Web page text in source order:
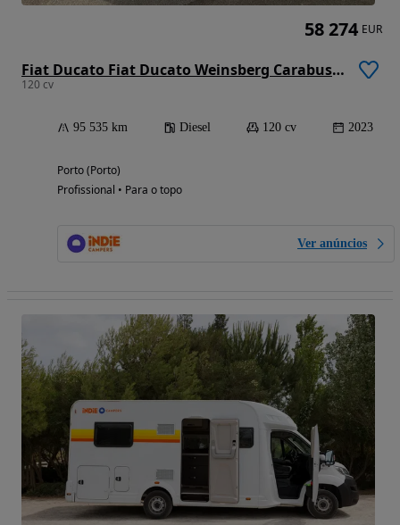
Fiat Ducato Fiat Ducato Weinsberg Carabus 2023 | Manual | Teto Elevável
120 cv
95 535 km Diesel 120 cv 2023
Porto (Porto)
Profissional • Para o topo
Ver anúncios
58 274 EUR